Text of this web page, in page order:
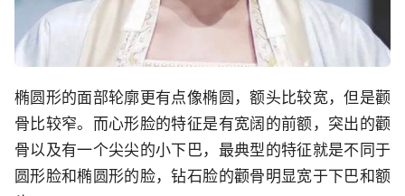
椭圆形的面部轮廓更有点像椭圆，额头比较宽，但是颧
骨比较窄。而心形脸的特征是有宽阔的前额，突出的颧
骨以及有一个尖尖的小下巴，最典型的特征就是不同于
圆形脸和椭圆形的脸，钻石脸的颧骨明显宽于下巴和额